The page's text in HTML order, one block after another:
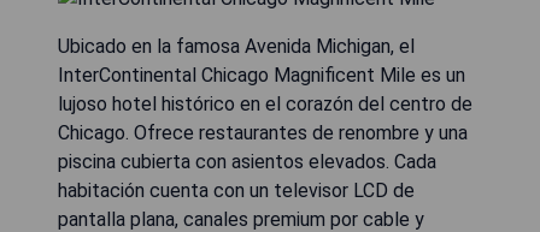
Ubicado en la famosa Avenida Michigan, el
InterContinental Chicago Magnificent Mile es un
lujoso hotel histórico en el corazón del centro de
Chicago. Ofrece restaurantes de renombre y una
piscina cubierta con asientos elevados. Cada
habitación cuenta con un televisor LCD de
pantalla plana, canales premium por cable y